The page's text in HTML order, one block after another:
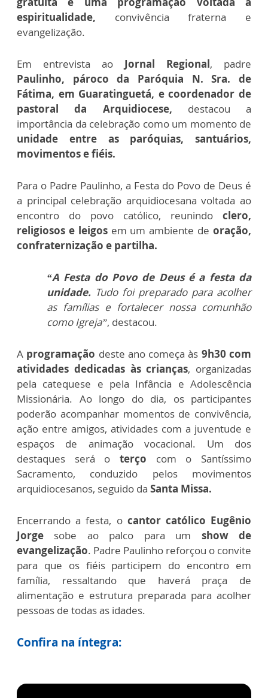
espiritualidade, convivência fraterna e
evangelização.
Em entrevista ao Jornal Regional, padre
Paulinho, pároco da Paróquia N. Sra. de
Fátima, em Guaratinguetá, e coordenador de
pastoral da Arquidiocese, destacou a
importância da celebração como um momento de
unidade entre as paróquias, santuários,
movimentos e fiéis.
Para o Padre Paulinho, a Festa do Povo de Deus é
a principal celebração arquidiocesana voltada ao
encontro do povo católico, reunindo clero,
religiosos e leigosem um ambiente deoração,
confraternização e partilha.
“A Festa do Povo de Deus é a festa da
unidade. Tudo foi preparado para acolher
as famílias e fortalecer nossa comunhão
como Igreja”, destacou.
A programação deste ano começa às 9h30 com
atividades dedicadas às crianças, organizadas
pela catequese e pela Infância e Adolescência
Missionária. Ao longo do dia, os participantes
poderão acompanhar momentos de convivência,
ação entre amigos, atividades com a juventude e
espaços de animação vocacional. Um dos
destaques será o terço com o Santíssimo
Sacramento, conduzido pelos movimentos
arquidiocesanos, seguido da Santa Missa.
Encerrando a festa, o cantor católico Eugênio
Jorge sobe ao palco para um show de
evangelização. Padre Paulinho reforçou o convite
para que os fiéis participem do encontro em
família, ressaltando que haverá praça de
alimentação e estrutura preparada para acolher
pessoas de todas as idades.
Confira na íntegra: